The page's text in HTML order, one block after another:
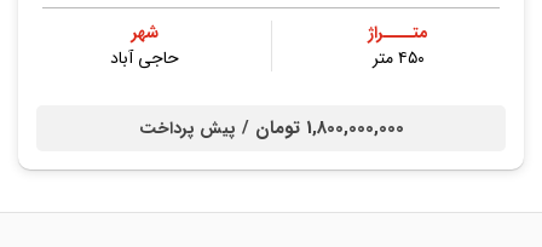
متــــراژ
۴۵۰ متر
شهر
حاجی آباد
1,800,000,000 تومان / پیش پرداخت